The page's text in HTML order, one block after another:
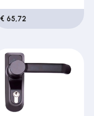
€ 65,72